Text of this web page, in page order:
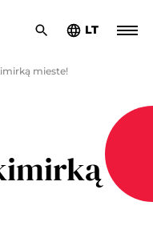
LT
mieste!